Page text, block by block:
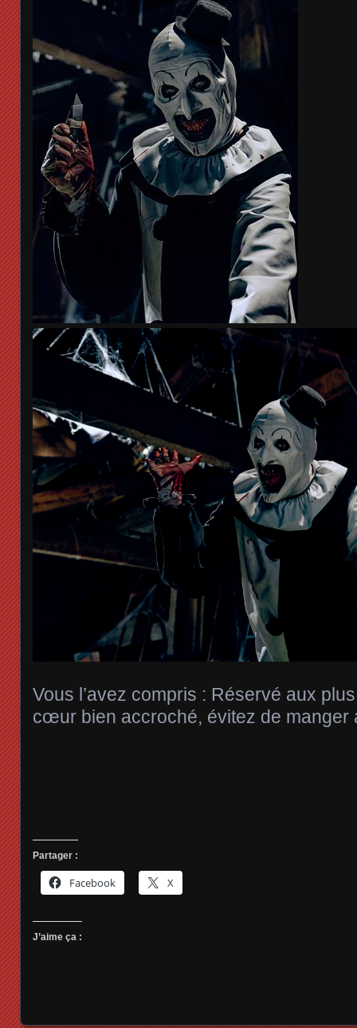
Vous l’avez compris : Réservé aux
cœur bien accroché, évitez de
Partager :
Facebook X
J’aime ça :